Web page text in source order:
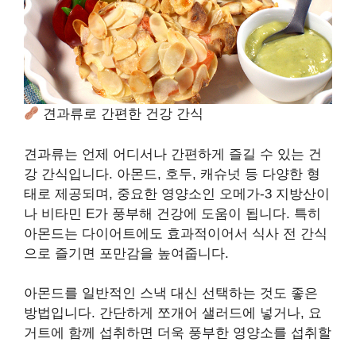
견과류로 간편한 건강 간식
견과류는 언제 어디서나 간편하게 즐길 수 있는 건
강 간식입니다. 아몬드, 호두, 캐슈넛 등 다양한 형
태로 제공되며, 중요한 영양소인 오메가-3 지방산이
나 비타민 E가 풍부해 건강에 도움이 됩니다. 특히
아몬드는 다이어트에도 효과적이어서 식사 전 간식
으로 즐기면 포만감을 높여줍니다.
아몬드를 일반적인 스낵 대신 선택하는 것도 좋은
방법입니다. 간단하게 쪼개어 샐러드에 넣거나, 요
거트에 함께 섭취하면 더욱 풍부한 영양소를 섭취할